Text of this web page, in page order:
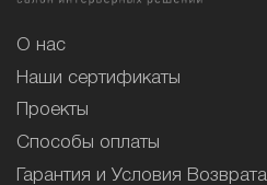
О нас
Наши сертификаты
Проекты
Способы оплаты
Гарантия и Условия Возврата